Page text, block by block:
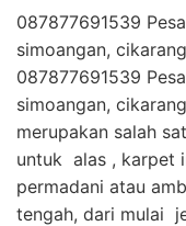
087877691539
simoangan,
087877691539
simoangan,
merupakan salah
untuk alas , karpet
permadani atau
tengah, dari mulai